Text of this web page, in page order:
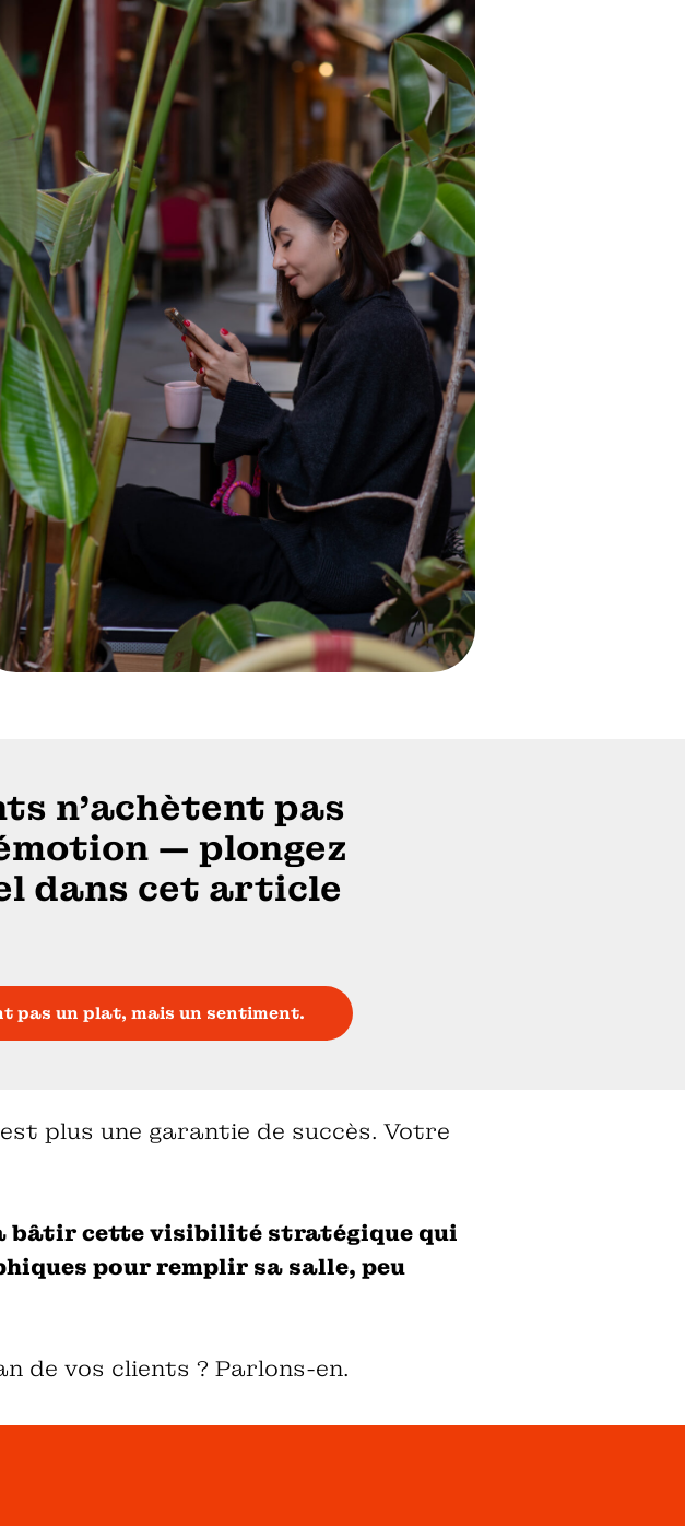
n’achètent pas
— plongez
dans cet article
pas un plat, mais un sentiment.
plus une garantie de succès. Votre
bâtir cette visibilité stratégique qui
pour remplir sa salle, peu
vos clients ? Parlons-en.